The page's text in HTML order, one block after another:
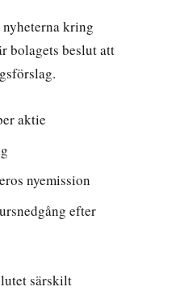
nyheterna kring
bolagets beslut att
aktie
nyemission
efter
särskilt